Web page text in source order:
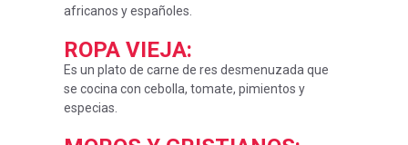
africanos y españoles.
ROPA VIEJA:
Es un plato de carne de res desmenuzada que
se cocina con cebolla, tomate, pimientos y
especias.